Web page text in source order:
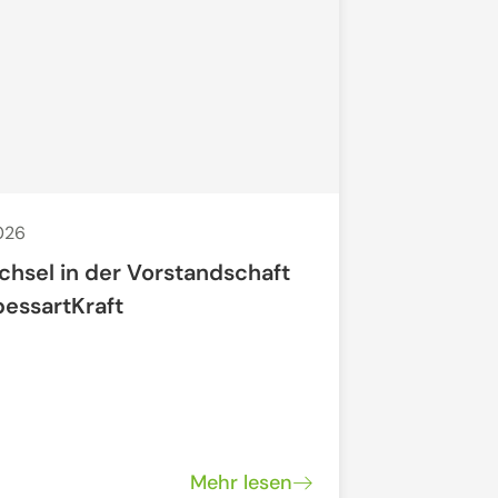
in der Vorstandschaft
Mehr lesen